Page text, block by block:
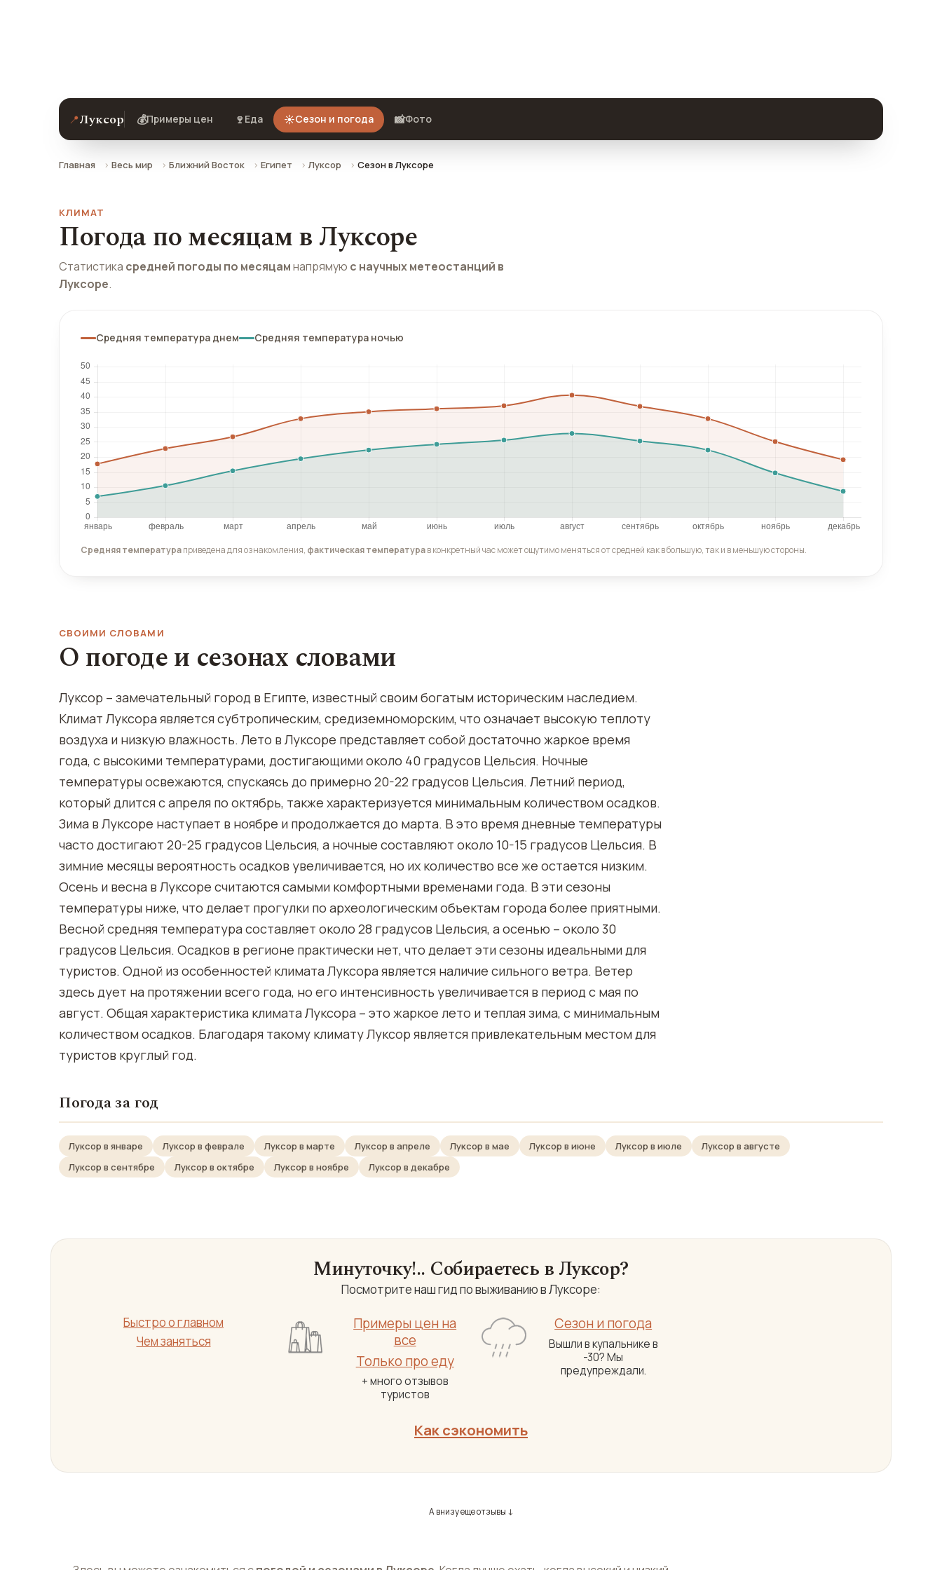
📍Луксор 💰Примеры цен 🍷 Еда ☀️Сезон и погода 📸Фото
Главная Весь мир Ближний Восток Египет Луксор Сезон в Луксоре
КЛИМАТ
Погода по месяцам в Луксоре
Статистика средней погоды по месяцамнапрямую с научных метеостанций в
Луксоре.
Средняя температура днем Средняя температура ночью
Средняя температураприведена для ознакомления, фактическая температурав конкретный час может ощутимо меняться от средней как в большую, так и в меньшую стороны.
СВОИМИ СЛОВАМИ
О погоде и сезонах словами
Луксор – замечательный город в Египте, известный своим богатым историческим наследием.
Климат Луксора является субтропическим, средиземноморским, что означает высокую теплоту
воздуха и низкую влажность. Лето в Луксоре представляет собой достаточно жаркое время
года, с высокими температурами, достигающими около 40 градусов Цельсия. Ночные
температуры освежаются, спускаясь до примерно 20-22 градусов Цельсия. Летний период,
который длится с апреля по октябрь, также характеризуется минимальным количеством осадков.
Зима в Луксоре наступает в ноябре и продолжается до марта. В это время дневные температуры
часто достигают 20-25 градусов Цельсия, а ночные составляют около 10-15 градусов Цельсия. В
зимние месяцы вероятность осадков увеличивается, но их количество все же остается низким.
Осень и весна в Луксоре считаются самыми комфортными временами года. В эти сезоны
температуры ниже, что делает прогулки по археологическим объектам города более приятными.
Весной средняя температура составляет около 28 градусов Цельсия, а осенью – около 30
градусов Цельсия. Осадков в регионе практически нет, что делает эти сезоны идеальными для
туристов. Одной из особенностей климата Луксора является наличие сильного ветра. Ветер
здесь дует на протяжении всего года, но его интенсивность увеличивается в период с мая по
август. Общая характеристика климата Луксора – это жаркое лето и теплая зима, с минимальным
количеством осадков. Благодаря такому климату Луксор является привлекательным местом для
туристов круглый год.
Погода за год
Луксор в январе Луксор в феврале Луксор в марте Луксор в апреле Луксор в мае Луксор в июне Луксор в июле
Луксор в августе
Луксор в сентябре
Луксор в октябре Луксор в ноябре Луксор в декабре
Минуточку!.. Собираетесь в Луксор?
Посмотрите наш гид по выживанию в Луксоре:
Быстро о главном
Чем заняться
Примеры цен на
все
Только про еду
+ много отзывов
туристов
Сезон и погода
Вышли в купальнике в
-30? Мы
предупреждали.
Как сэкономить
А внизу еще отзывы ↓